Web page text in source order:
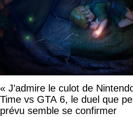
« J’admire le culot de
Time vs GTA 6, le duel que
prévu semble se confirmer